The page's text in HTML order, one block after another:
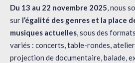
Du 13 au 22 novembre 2025, nous
sur l’égalité des genres et la place
musiques actuelles, sous des
variés : concerts, table-rondes,
projection de documentaire, balade,